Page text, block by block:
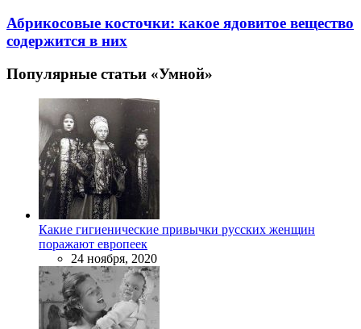
Абрикосовые косточки: какое ядовитое вещество
содержится в них
Популярные статьи «Умной»
Какие гигиенические привычки русских женщин
поражают европеек
24 ноября, 2020